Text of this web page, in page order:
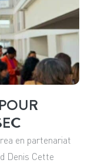
en partenariat
Denis Cette